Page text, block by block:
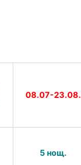
08.07-23.08.
5 нощ.